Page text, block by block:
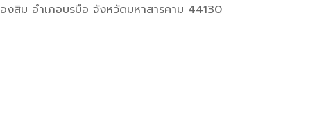
สิม อำเภอบรบือ จังหวัดมหาสารคาม 44130